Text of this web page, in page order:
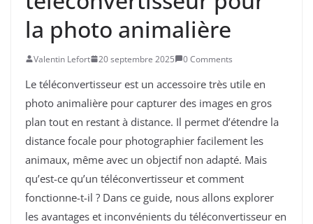
la photo animalière
Valentin Lefort 20 septembre 2025 0 Comments
Le téléconvertisseur est un accessoire très utile en
photo animalière pour capturer des images en gros
plan tout en restant à distance. Il permet d’étendre la
distance focale pour photographier facilement les
animaux, même avec un objectif non adapté. Mais
qu’est-ce qu’un téléconvertisseur et comment
fonctionne-t-il ? Dans ce guide, nous allons explorer
les avantages et inconvénients du téléconvertisseur en